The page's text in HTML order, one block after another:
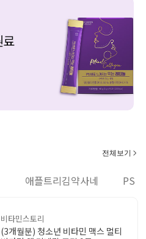
전체보기
애플트리김약사네 PS
비타민스토리
(3개월분) 청소년 비타민 맥스 멀티